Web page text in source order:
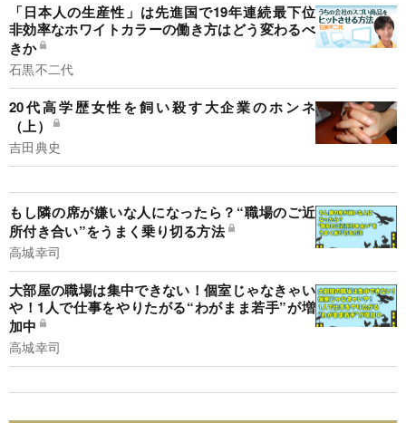
「日本人の生産性」は先進国で19年連続最下位
非効率なホワイトカラーの働き方はどう変わるべ
きか
石黒不二代
20代高学歴女性を飼い殺す大企業のホンネ
（上）
吉田典史
もし隣の席が嫌いな人になったら？“職場のご近
所付き合い”をうまく乗り切る方法
高城幸司
大部屋の職場は集中できない！個室じゃなきゃい
や！1人で仕事をやりたがる“わがまま若手”が増
加中
高城幸司